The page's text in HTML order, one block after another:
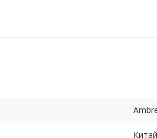
Китай